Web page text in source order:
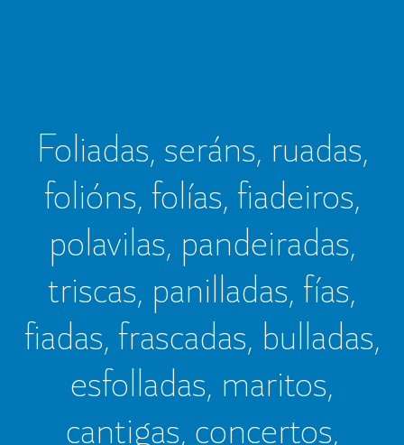
Foliadas, seráns, ruadas,
folións, folías, fiadeiros,
polavilas, pandeiradas,
triscas, panilladas, fías,
fiadas, frascadas, bulladas,
esfolladas, maritos,
cantigas, concertos,